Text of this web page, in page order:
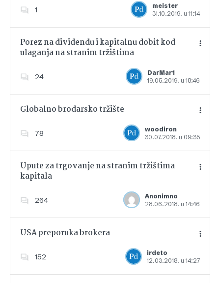
1
meister
31.10.2019. u 11:14
Dodajte u favorite
Porez na dividendu i kapitalnu dobit kod
ulaganja na stranim tržištima
24
DarMar1
19.05.2019. u 18:46
Dodajte u favorite
Globalno brodarsko tržište
78
woodiron
30.07.2018. u 09:35
Dodajte u favorite
Upute za trgovanje na stranim tržištima
kapitala
264
Anonimno
28.06.2018. u 14:46
Dodajte u favorite
USA preporuka brokera
152
irdeto
12.03.2018. u 14:27
Dodajte u favorite